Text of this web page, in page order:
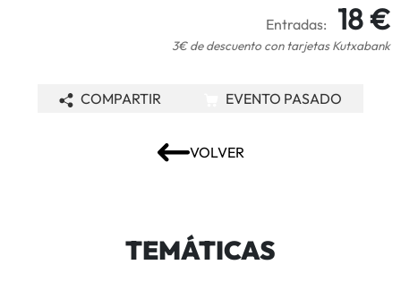
Entradas: 18 €
3€ de descuento con tarjetas Kutxabank
VOLVER
COMPARTIR EVENTO PASADO
TEMÁTICAS